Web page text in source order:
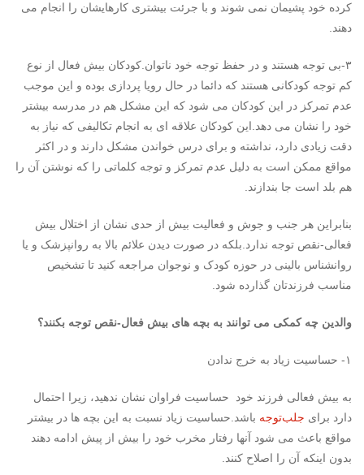
کرده خود پشیمان نمی شوند و با جرئت بیشتری کارهایشان را انجام می
دهند.
۳-بی توجه هستند و در حفظ توجه خود ناتوان.کودکان بیش فعال از نوع
کم توجه کودکانی هستند که دائما در حال رویا پردازی بوده و این موجب
عدم تمرکز در این کودکان می شود که این مشکل هم در مدرسه بیشتر
خود را نشان می دهد.این کودکان علاقه ای به انجام تکالیفی که نیاز به
دقت زیادی دارد، نداشته و برای درس خواندن مشکل دارند و در اکثر
مواقع ممکن است به دلیل عدم تمرکز و توجه کلماتی را که نوشتن آن را
هم بلد است جا بندازند.
بنابراین هر جنب و جوش و فعالیت بیش از حدی نشان از اختلال بیش
فعالی-نقص توجه ندارد.بلکه در صورت دیدن علائم بالا به روانپزشک و یا
روانشناس بالینی در حوزه کودک و نوجوان مراجعه کنید تا تشخیص
مناسب فرزندتان گذارده شود.
والدین چه کمکی می توانند به بچه های بیش فعال-نقص توجه بکنند؟
۱- حساسیت زیاد به خرج ندادن
به بیش فعالی فرزند خود حساسیت فراوان نشان ندهید، زیرا احتمال
دارد برای جلب‌توجه باشد.حساسیت زیاد نسبت به این بچه ها در بیشتر
مواقع باعث می شود آنها رفتار مخرب خود را بیش از پیش ادامه دهند
بدون اینکه آن را اصلاح کنند.